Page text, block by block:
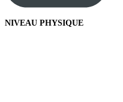
NIVEAU PHYSIQUE